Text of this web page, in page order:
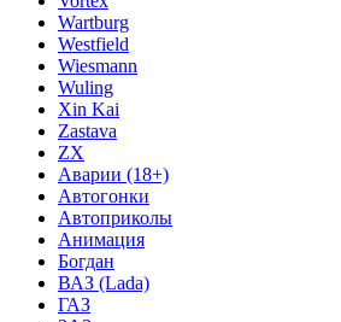
Wartburg
Westfield
Wiesmann
Wuling
Xin Kai
Zastava
ZX
Аварии (18+)
Автогонки
Автоприколы
Анимация
Богдан
ВАЗ (Lada)
ГАЗ